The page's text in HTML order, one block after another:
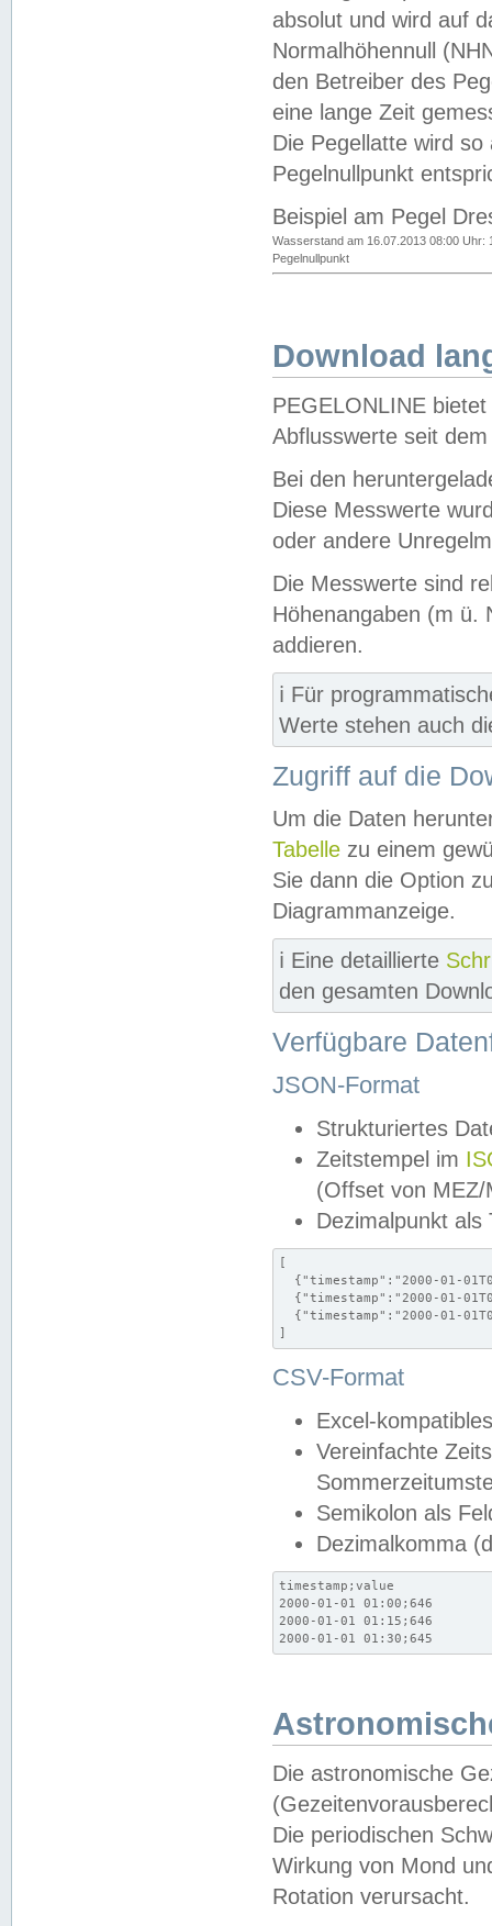
absolut und wird auf
Normalhöhennull
den Betreiber des
eine lange Zeit
Die Pegellatte wird
Pegelnullpunkt
Beispiel am Pegel
Wasserstand am 16.07.2013 08:00 Uhr:
Pegelnullpunkt
Download
PEGELONLINE
Abflusswerte seit
Bei den
Diese Messwerte
oder andere
Die Messwerte sind
Höhenangaben (m ü.
addieren.
ℹ️ Für
Werte stehen auch
Zugriff auf die
Um die Daten
Tabelle zu einem
Sie dann die Option
Diagrammanzeige.
ℹ️ Eine detaillierte
den gesamten
Verfügbare
JSON-Format
Strukturiertes
Zeitstempel im
(Offset von MEZ/
Dezimalpunkt als
[
{"timestamp":"2000-01-
{"timestamp":"2000-01-
{"timestamp":"2000-01-
]
CSV-Format
Excel-
Vereinfachte
Semikolon als
Dezimalkomma
timestamp;value
2000-01-01 01:00;646
2000-01-01 01:15;646
2000-01-01 01:30;645
Die astronomische
Die periodischen
Wirkung von Mond
Rotation verursacht.